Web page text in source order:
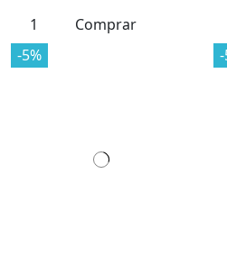
Comprar
-5%